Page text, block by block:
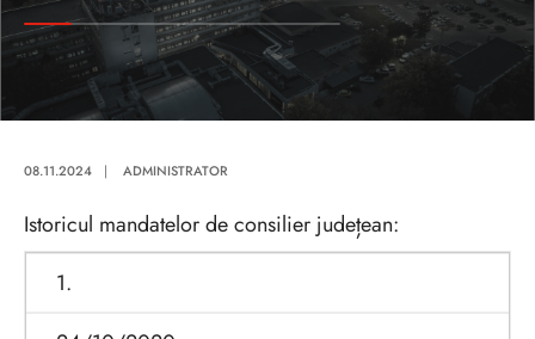
08.11.2024 | ADMINISTRATOR
Istoricul mandatelor de consilier județean:
1.